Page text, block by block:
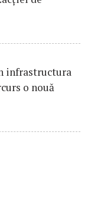
infrastructura
o nouă